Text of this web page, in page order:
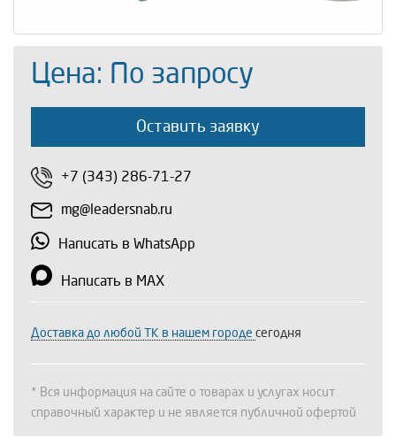
Цена: По запросу
Оставить заявку
+7 (343) 286-71-27
mg@leadersnab.ru
Написать в WhatsApp
Написать в MAX
Доставка до любой ТК в нашем городе сегодня
* Вся информация на сайте о товарах и услугах носит
справочный характер и не является публичной офертой